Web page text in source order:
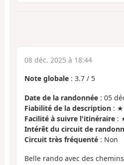
08 déc. 2025 à 18:44
Note globale : 3.7 / 5
Date de la randonnée : 05
Fiabilité de la description :
Facilité à suivre l'itinéraire :
Intérêt du circuit de
Circuit très fréquenté : Non
Belle rando avec des